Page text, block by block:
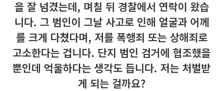
을 잘 넘겼는데, 며칠 뒤 경찰에서 연락이 왔습
니다. 그 범인이 그날 사고로 인해 얼굴과 어께
를 크게 다쳤다며, 저를 폭행죄 또는 상해죄로
고소한다는 겁니다. 단지 범인 검거에 협조했을
뿐인데 억울하다는 생각도 듭니다. 저는 처벌받
게 되는 걸까요?